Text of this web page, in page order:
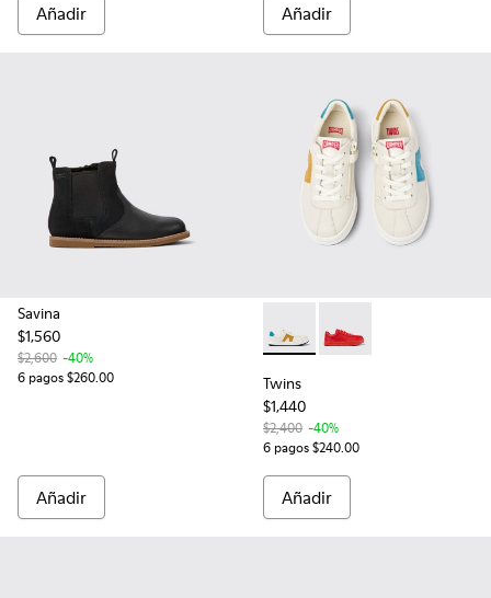
Añadir Añadir
Savina
$1,560
$2,600 -40%
6 pagos $260.00
Añadir
Twins - K800552-001 -
Twins - K800552-009
Twins
$1,440
$2,400 -40%
6 pagos $240.00
Añadir